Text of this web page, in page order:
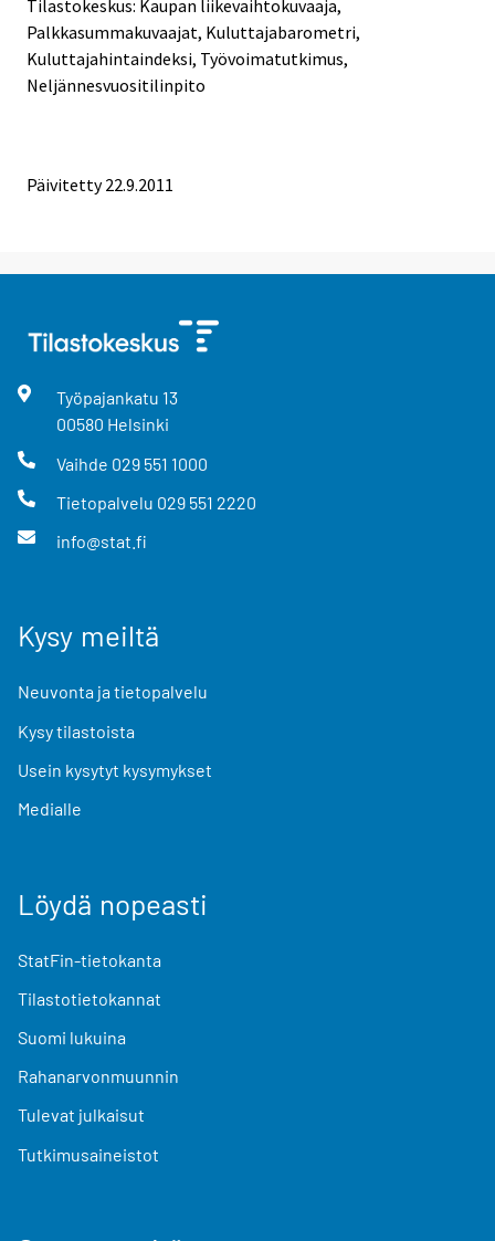
Tilastokeskus: Kaupan liikevaihtokuvaaja,
Palkkasummakuvaajat, Kuluttajabarometri,
Kuluttajahintaindeksi, Työvoimatutkimus,
Neljännesvuositilinpito
Päivitetty 22.9.2011
Työpajankatu 13
00580 Helsinki
Vaihde 029 551 1000
Tietopalvelu 029 551 2220
info@stat.fi
Kysy meiltä
Neuvonta ja tietopalvelu
Kysy tilastoista
Usein kysytyt kysymykset
Medialle
Löydä nopeasti
StatFin-tietokanta
Tilastotietokannat
Suomi lukuina
Rahanarvonmuunnin
Tulevat julkaisut
Tutkimusaineistot